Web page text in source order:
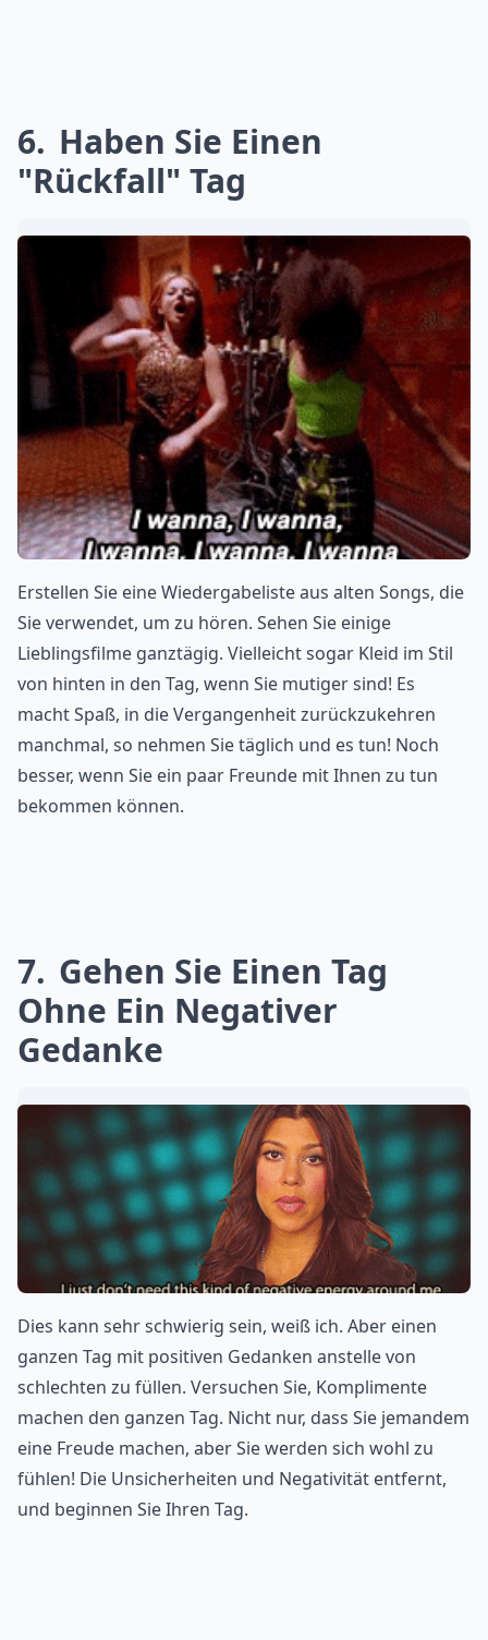
6 Haben Sie Einen
"Rückfall" Tag
Erstellen Sie eine Wiedergabeliste aus alten Songs, die
Sie verwendet, um zu hören. Sehen Sie einige
Lieblingsfilme ganztägig. Vielleicht sogar Kleid im Stil
von hinten in den Tag, wenn Sie mutiger sind! Es
macht Spaß, in die Vergangenheit zurückzukehren
manchmal, so nehmen Sie täglich und es tun! Noch
besser, wenn Sie ein paar Freunde mit Ihnen zu tun
bekommen können.
7 Gehen Sie Einen Tag
Ohne Ein Negativer
Gedanke
Dies kann sehr schwierig sein, weiß ich. Aber einen
ganzen Tag mit positiven Gedanken anstelle von
schlechten zu füllen. Versuchen Sie, Komplimente
machen den ganzen Tag. Nicht nur, dass Sie jemandem
eine Freude machen, aber Sie werden sich wohl zu
fühlen! Die Unsicherheiten und Negativität entfernt,
und beginnen Sie Ihren Tag.